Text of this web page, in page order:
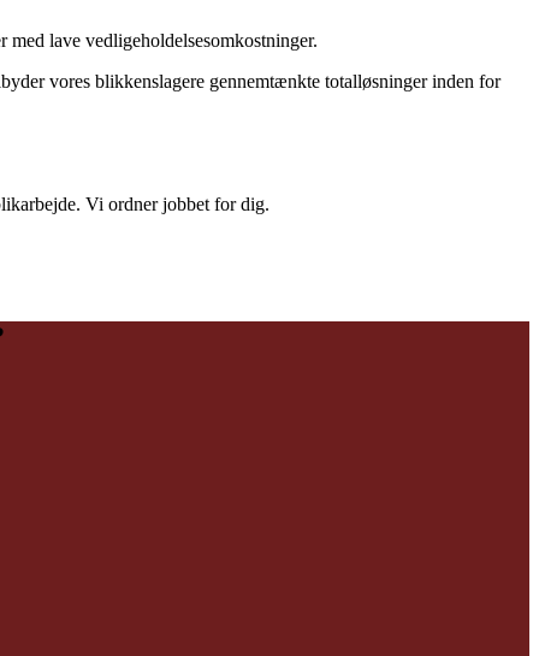
lave vedligeholdelsesomkostninger.
vores blikkenslagere gennemtænkte totalløsninger inden for
Vi ordner jobbet for dig.